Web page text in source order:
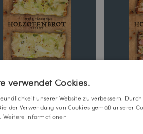
verwendet Cookies.
unserer Website zu verbessern. Durch
der Verwendung von Cookies gemäß unserer
Weitere Informationen